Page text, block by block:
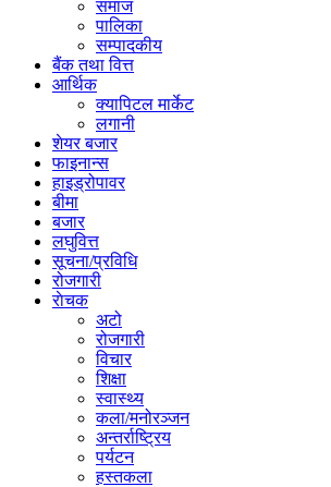
समाज
पालिका
सम्पादकीय
बैंक तथा वित्त
आर्थिक
क्यापिटल मार्केट
लगानी
शेयर बजार
फाइनान्स
हाइड्रोपावर
बीमा
बजार
लघुवित्त
सूचना/प्रविधि
रोजगारी
राेचक
अटो
रोजगारी
विचार
शिक्षा
स्वास्थ्य
कला/मनोरञ्जन
अन्तर्राष्ट्रिय
पर्यटन
हस्तकला